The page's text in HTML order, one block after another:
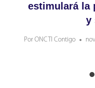
estimulará la
y
Por ONCTI Contigo